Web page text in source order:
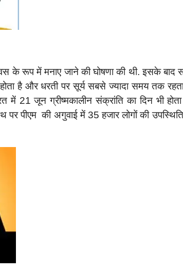
के रूप में मनाए जाने की घोषणा की थी. इसके
है और धरती पर सूर्य सबसे ज्यादा समय तक
21 जून ग्रीष्मकालीन संक्रांति का दिन भी होता
पर पीएम की अगुवाई में 35 हजार लोगों की